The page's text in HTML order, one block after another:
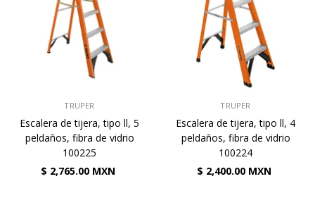
TRUPER
Escalera de tijera, tipo ll, 5
peldaños, fibra de vidrio
100225
$ 2,765.00 MXN
TRUPER
Escalera de tijera, tipo ll, 4
peldaños, fibra de vidrio
100224
$ 2,400.00 MXN